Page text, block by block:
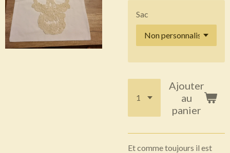
Sac
Ajouter
au
panier
Et comme toujours il est